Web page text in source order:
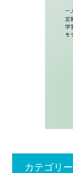
カテゴリー